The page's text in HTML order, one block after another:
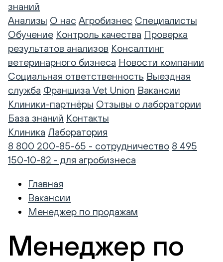
знаний
Анализы О нас Агробизнес Специалисты
Обучение Контроль качества Проверка
результатов анализов Консалтинг
ветеринарного бизнеса Новости компании
Социальная ответственность Выездная
служба Франшиза Vet Union Вакансии
Клиники-партнёры Отзывы о лаборатории
База знаний Контакты
Клиника Лаборатория
8 800 200-85-65 - сотрудничество 8 495
150-10-82 - для агробизнеса
Главная
Вакансии
Менеджер по продажам
Менеджер по